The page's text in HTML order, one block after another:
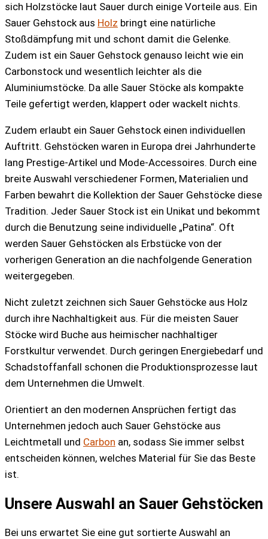
sich Holzstöcke laut Sauer durch einige Vorteile aus. Ein
Sauer Gehstock aus Holz bringt eine natürliche
Stoßdämpfung mit und schont damit die Gelenke.
Zudem ist ein Sauer Gehstock genauso leicht wie ein
Carbonstock und wesentlich leichter als die
Aluminiumstöcke. Da alle Sauer Stöcke als kompakte
Teile gefertigt werden, klappert oder wackelt nichts.
Zudem erlaubt ein Sauer Gehstock einen individuellen
Auftritt. Gehstöcken waren in Europa drei Jahrhunderte
lang Prestige-Artikel und Mode-Accessoires. Durch eine
breite Auswahl verschiedener Formen, Materialien und
Farben bewahrt die Kollektion der Sauer Gehstöcke diese
Tradition. Jeder Sauer Stock ist ein Unikat und bekommt
durch die Benutzung seine individuelle „Patina“. Oft
werden Sauer Gehstöcken als Erbstücke von der
vorherigen Generation an die nachfolgende Generation
weitergegeben.
Nicht zuletzt zeichnen sich Sauer Gehstöcke aus Holz
durch ihre Nachhaltigkeit aus. Für die meisten Sauer
Stöcke wird Buche aus heimischer nachhaltiger
Forstkultur verwendet. Durch geringen Energiebedarf und
Schadstoffanfall schonen die Produktionsprozesse laut
dem Unternehmen die Umwelt.
Orientiert an den modernen Ansprüchen fertigt das
Unternehmen jedoch auch Sauer Gehstöcke aus
Leichtmetall und Carbon an, sodass Sie immer selbst
entscheiden können, welches Material für Sie das Beste
ist.
Unsere Auswahl an Sauer Gehstöcken
Bei uns erwartet Sie eine gut sortierte Auswahl an